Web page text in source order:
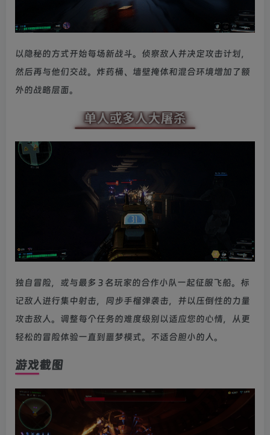
以隐秘的方式开始每场新战斗。侦察敌人并决定攻击计划，
然后再与他们交战。炸药桶、墙壁掩体和混合环境增加了额
外的战略层面。
独自冒险，或与最多 3 名玩家的合作小队一起征服飞船。标
记敌人进行集中射击，同步手榴弹袭击，并以压倒性的力量
攻击敌人。调整每个任务的难度级别以适应您的心情，从更
轻松的冒险体验一直到噩梦模式。不适合胆小的人。
游戏截图